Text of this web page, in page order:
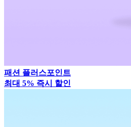
패션 플러스포인트
최대 5% 즉시 할인